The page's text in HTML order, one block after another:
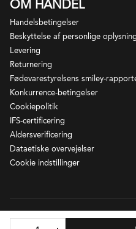
OM HANDEL
Handelsbetingelser
Beskyttelse af personlige
Levering
Returnering
Fødevarestyrelsens smiley-
Konkurrence-betingelser
Cookiepolitik
IFS-certificering
Aldersverificering
Dataetiske overvejelser
Cookie indstillinger
Løgismose – Ny Vestergade 2